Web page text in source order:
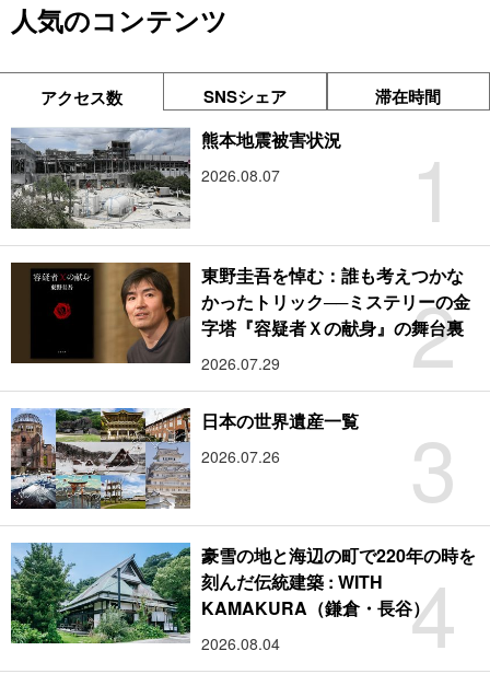
人気のコンテンツ
アクセス数 SNSシェア 滞在時間
1
熊本地震被害状況
2026.08.07
2
東野圭吾を悼む：誰も考えつかな
かったトリック──ミステリーの金
字塔『容疑者Ｘの献身』の舞台裏
2026.07.29
3
日本の世界遺産一覧
2026.07.26
4
豪雪の地と海辺の町で220年の時を
刻んだ伝統建築 : WITH
KAMAKURA（鎌倉・長谷）
2026.08.04